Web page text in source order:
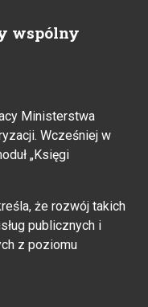
wspólny
Ministerstwa
Wcześniej w
„Księgi
że rozwój takich
publicznych i
z poziomu